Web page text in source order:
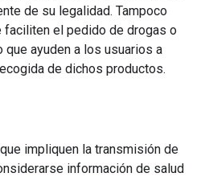
de su legalidad. Tampoco
el pedido de drogas o
ayuden a los usuarios a
de dichos productos.
impliquen la transmisión de
información de salud